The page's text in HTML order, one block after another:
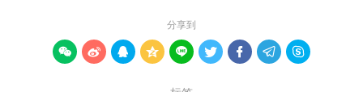
分享到
        